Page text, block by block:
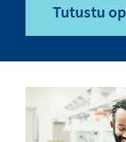
Tutustu